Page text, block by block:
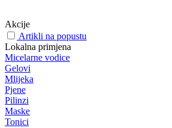
Akcije
Artikli na popustu
Lokalna primjena
Micelarne vodice
Gelovi
Mlijeka
Pjene
Pilinzi
Maske
Tonici